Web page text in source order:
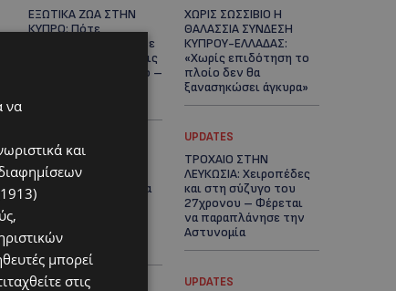
ΕΞΩΤΙΚΑ ΖΩΑ ΣΤΗΝ
ΚΥΠΡΟ: Πότε
επιτρέπεται και πότε
απαγορεύεται να έχεις
μαϊμού ως κατοικίδιο –
ΧΩΡΙΣ ΣΩΣΣΙΒΙΟ Η
ΘΑΛΑΣΣΙΑ ΣΥΝΔΕΣΗ
ΚΥΠΡΟΥ-ΕΛΛΑΔΑΣ:
«Χωρίς επιδότηση το
πλοίο δεν θα
ξανασηκώσει άγκυρα»
ΜΑΡΙΝΟΣ
ΚΩΝΣΤΑΝΤΙΝΙΔΗΣ: Οι
πρωτοβουλίες για να
ξαναζωντανέψει η
κέντρο της
Λευκωσίας-(Βίντεο)
UPDATES
ΤΡΟΧΑΙΟ ΣΤΗΝ
ΛΕΥΚΩΣΙΑ: Χειροπέδες
και στη σύζυγο του
27χρονου – Φέρεται
να παραπλάνησε την
Αστυνομία
UPDATES UPDATES
να
και
μπορεί
στις